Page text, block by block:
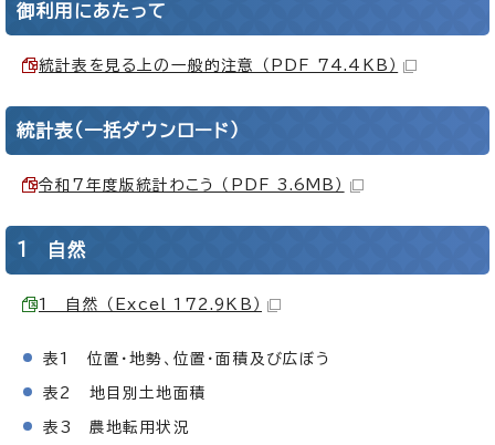
御利用にあたって
統計表を見る上の一般的注意 （PDF 74.4KB）
統計表（一括ダウンロード）
令和7年度版統計わこう （PDF 3.6MB）
1 自然
1 自然 （Excel 172.9KB）
表1 位置・地勢、位置・面積及び広ぼう
表2 地目別土地面積
表3 農地転用状況